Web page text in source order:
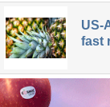
US-
fast